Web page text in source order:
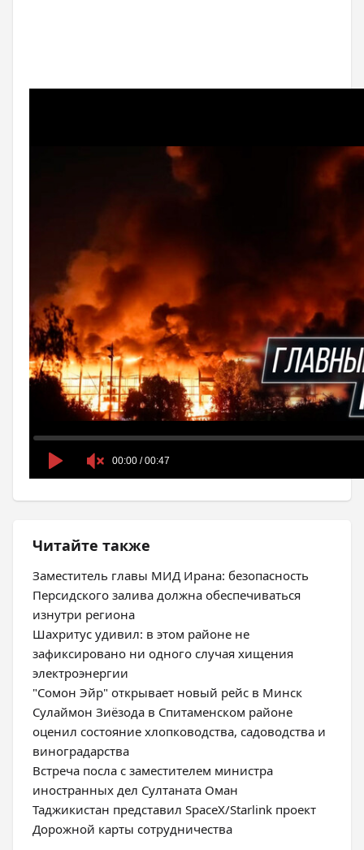
Читайте также
Заместитель главы МИД Ирана: безопасность
Персидского залива должна обеспечиваться
изнутри региона
Шахритус удивил: в этом районе не
зафиксировано ни одного случая хищения
электроэнергии
"Сомон Эйр" открывает новый рейс в Минск
Сулаймон Зиёзода в Спитаменском районе
оценил состояние хлопководства, садоводства и
виноградарства
Встреча посла с заместителем министра
иностранных дел Султаната Оман
Таджикистан представил SpaceX/Starlink проект
Дорожной карты сотрудничества